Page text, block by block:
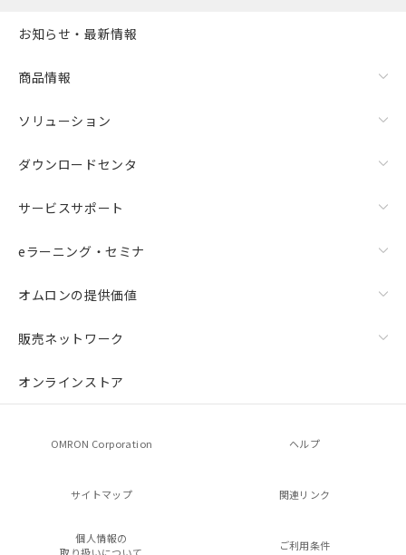
お知らせ・最新情報
商品情報
ソリューション
ダウンロードセンタ
サービスサポート
eラーニング・セミナ
オムロンの提供価値
販売ネットワーク
オンラインストア
OMRON Corporation ヘルプ
サイトマップ 関連リンク
個人情報の
ご利用条件